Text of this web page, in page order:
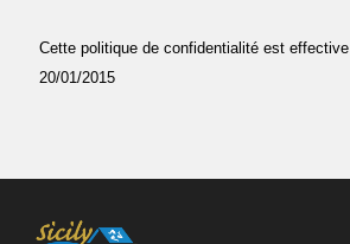
Cette politique de confidentialité est
20/01/2015